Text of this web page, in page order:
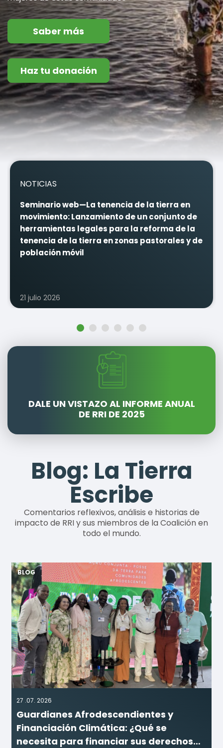
Saber más
Haz tu donación
NOTICIAS
Seminario web—La tenencia de la tierra en
movimiento: Lanzamiento de un conjunto de
herramientas legales para la reforma de la
tenencia de la tierra en zonas pastorales y de
población móvil
21 julio 2026
1 2 3 4 5 6
DALE UN VISTAZO AL INFORME ANUAL
DE RRI DE 2025
Blog: La Tierra
Escribe
Comentarios reflexivos, análisis e historias de
impacto de RRI y sus miembros de la Coalición en
todo el mundo.
BLOG
Guardianes Afrodescendientes y
Financiación Climática: ¿Qué se
necesita para financiar sus derechos
27 .07. 2026